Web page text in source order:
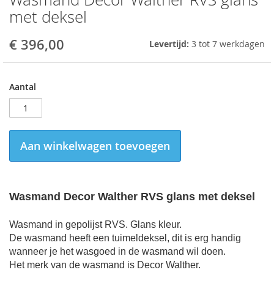
met deksel
€ 396,00 Levertijd: 3 tot 7 werkdagen
Aantal
Aan winkelwagen toevoegen
Wasmand Decor Walther RVS glans met deksel
Wasmand in gepolijst RVS. Glans kleur.
De wasmand heeft een tuimeldeksel, dit is erg handig
wanneer je het wasgoed in de wasmand wil doen.
Het merk van de wasmand is Decor Walther.
to
the
of
gallery